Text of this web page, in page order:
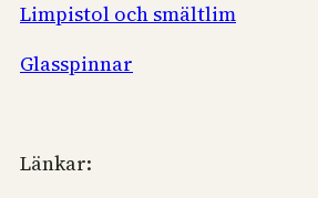
Limpistol och smältlim
Glasspinnar
Länkar: